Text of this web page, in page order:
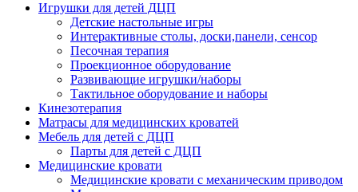
Игрушки для детей ДЦП
Детские настольные игры
Интерактивные столы, доски,панели, сенсор
Песочная терапия
Проекционное оборудование
Развивающие игрушки/наборы
Тактильное оборудование и наборы
Кинезотерапия
Матрасы для медицинских кроватей
Мебель для детей с ДЦП
Парты для детей с ДЦП
Медицинские кровати
Медицинские кровати с механическим приводом